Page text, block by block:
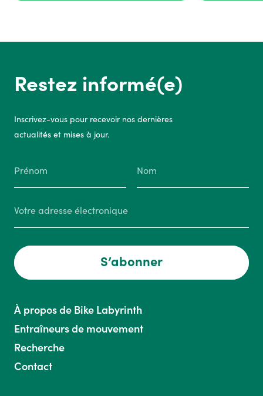
Restez informé(e)
Inscrivez-vous pour recevoir nos dernières
actualités et mises à jour.
S’abonner
À propos de Bike Labyrinth
Entraîneurs de mouvement
Recherche
Contact